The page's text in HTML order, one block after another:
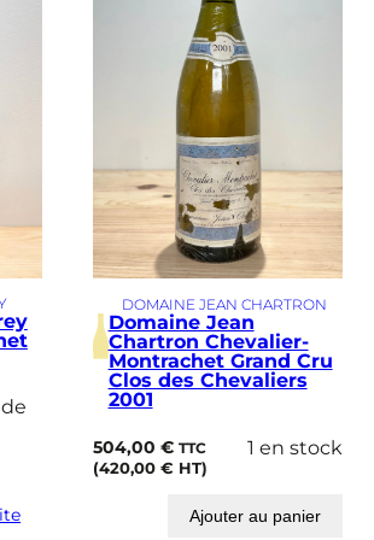
DOMAINE JEAN CHARTRON
Domaine Jean
Chartron Chevalier-
Montrachet Grand Cru
Clos des Chevaliers
2001
504,00 € TTC
(420,00 €HT)
1 en stock
Ajouter au panier